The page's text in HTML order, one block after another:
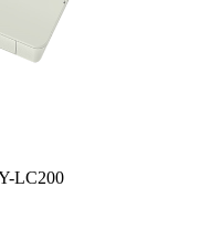
LC200